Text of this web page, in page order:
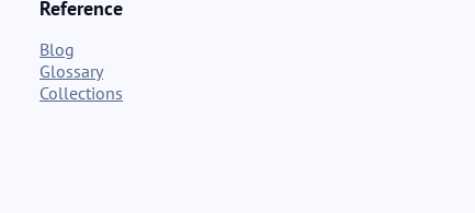
Reference
Blog
Glossary
Collections